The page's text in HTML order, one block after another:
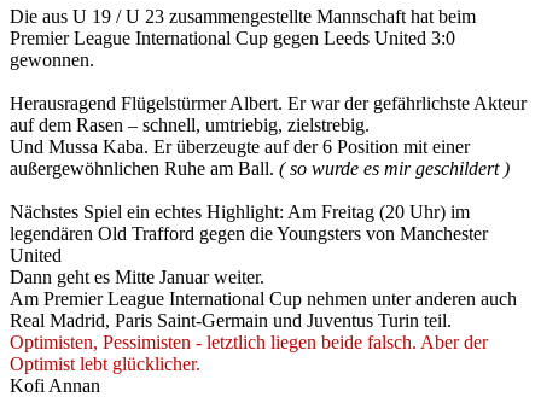
Die aus U 19 / U 23 zusammengestellte Mannschaft hat beim
Premier League International Cup gegen Leeds United 3:0
gewonnen.
Herausragend Flügelstürmer Albert. Er war der gefährlichste Akteur
auf dem Rasen – schnell, umtriebig, zielstrebig.
Und Mussa Kaba. Er überzeugte auf der 6 Position mit einer
außergewöhnlichen Ruhe am Ball. ( so wurde es mir geschildert )
Nächstes Spiel ein echtes Highlight: Am Freitag (20 Uhr) im
legendären Old Trafford gegen die Youngsters von Manchester
United
Dann geht es Mitte Januar weiter.
Am Premier League International Cup nehmen unter anderen auch
Real Madrid, Paris Saint-Germain und Juventus Turin teil.
Optimisten, Pessimisten - letztlich liegen beide falsch. Aber der
Optimist lebt glücklicher.
Kofi Annan